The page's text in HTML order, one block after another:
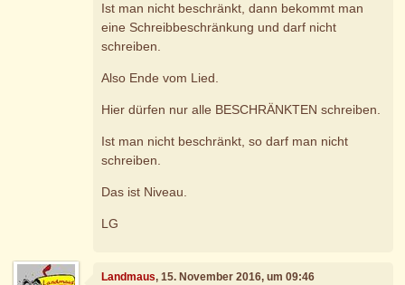
Ist man nicht beschränkt, dann bekommt man
eine Schreibbeschränkung und darf nicht
schreiben.
Also Ende vom Lied.
Hier dürfen nur alle BESCHRÄNKTEN schreiben.
Ist man nicht beschränkt, so darf man nicht
schreiben.
Das ist Niveau.
LG
Landmaus, 15. November 2016, um 09:46